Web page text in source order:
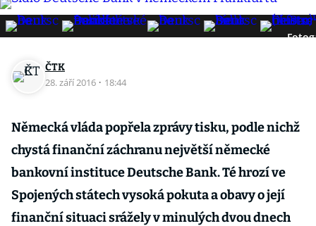
ČTK
28. září 2016 · 18:44
Německá vláda popřela zprávy tisku, podle nichž
chystá finanční záchranu největší německé
bankovní instituce Deutsche Bank. Té hrozí ve
Spojených státech vysoká pokuta a obavy o její
finanční situaci srážely v minulých dvou dnech